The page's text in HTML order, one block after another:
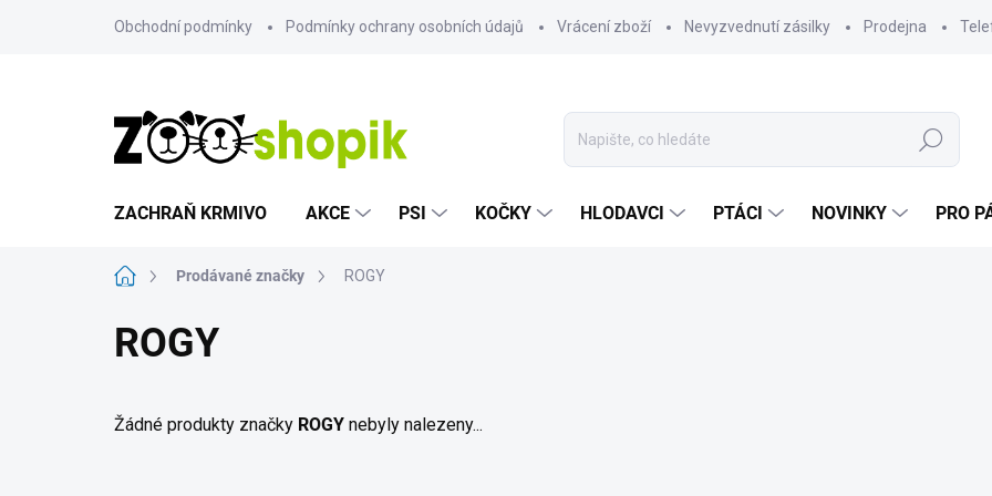
Obchodní podmínky Podmínky ochrany osobních údajů Vrácení zboží Nevyzvednutí zásilky Prodejna
Hledat
ZACHRAŇ KRMIVO AKCE PSI KOČKY HLODAVCI PTÁCI NOVINKY PRO
Domů Prodávané značky ROGY
ROGY
Žádné produkty značky ROGY nebyly nalezeny...